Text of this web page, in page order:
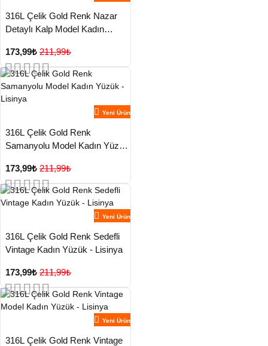
316L Çelik Gold Renk Nazar
Detaylı Kalp Model Kadın
173,99₺ 211,99₺
Yeni Ürün
316L Çelik Gold Renk
Samanyolu Model Kadın Yüzük
173,99₺ 211,99₺
Yeni Ürün
316L Çelik Gold Renk Sedefli
Vintage Kadın Yüzük - Lisinya
173,99₺ 211,99₺
Yeni Ürün
316L Çelik Gold Renk Vintage